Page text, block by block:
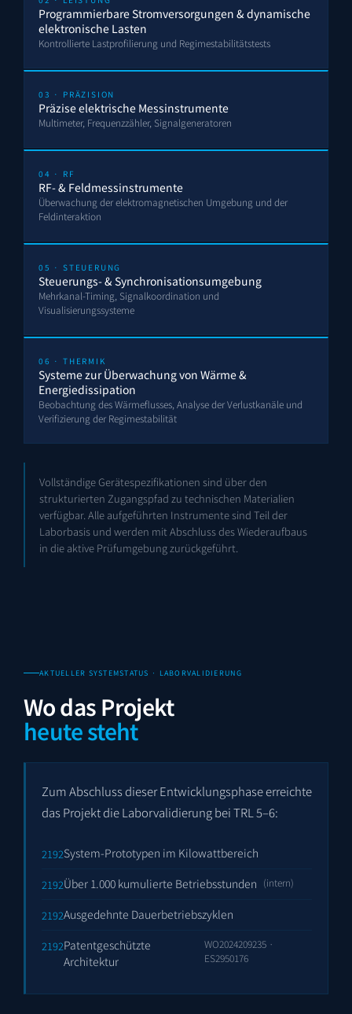
Programmierbare Stromversorgungen & dynamische
elektronische Lasten
Kontrollierte Lastprofilierung und Regimestabilitätstests
03 · PRÄZISION
Präzise elektrische Messinstrumente
Multimeter, Frequenzzähler, Signalgeneratoren
04 · RF
RF- & Feldmessinstrumente
Überwachung der elektromagnetischen Umgebung und der
Feldinteraktion
05 · STEUERUNG
Steuerungs- & Synchronisationsumgebung
Mehrkanal-Timing, Signalkoordination und
Visualisierungssysteme
06 · THERMIK
Systeme zur Überwachung von Wärme &
Energiedissipation
Beobachtung des Wärmeflusses, Analyse der Verlustkanäle und
Verifizierung der Regimestabilität
Vollständige Gerätespezifikationen sind über den
strukturierten Zugangspfad zu technischen Materialien
verfügbar. Alle aufgeführten Instrumente sind Teil der
Laborbasis und werden mit Abschluss des Wiederaufbaus
in die aktive Prüfumgebung zurückgeführt.
AKTUELLER SYSTEMSTATUS · LABORVALIDIERUNG
Wo das Projekt
heute steht
Zum Abschluss dieser Entwicklungsphase erreichte
das Projekt die Laborvalidierung bei TRL 5–6:
System-Prototypen im Kilowattbereich
Über 1.000 kumulierte Betriebsstunden (intern)
Ausgedehnte Dauerbetriebszyklen
Patentgeschützte
Architektur
WO2024209235·
ES2950176